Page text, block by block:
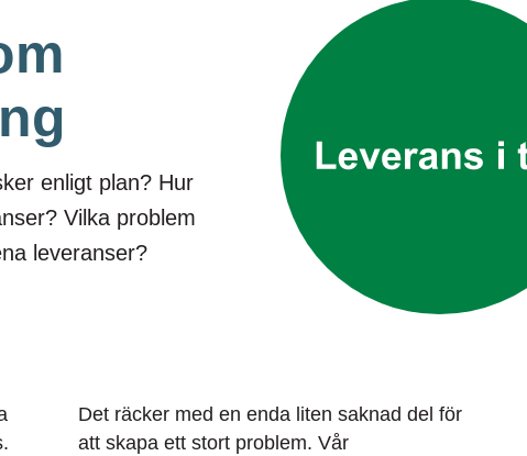
enligt plan? Hur
Vilka problem
leveranser?
.
Det räcker med en enda liten saknad del för
att skapa ett stortproblem. Vår